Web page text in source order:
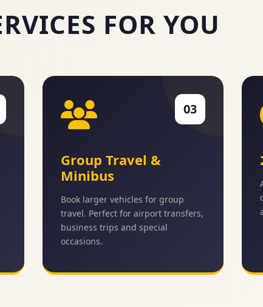
FOR YOU
03
Group Travel &
Minibus
Book larger vehicles for group
travel. Perfect for airport transfers,
business trips and special
occasions.